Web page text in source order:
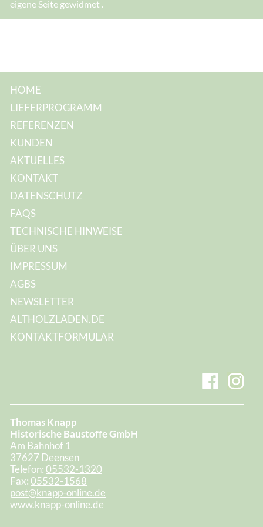
eigene Seite gewidmet .
HOME
LIEFERPROGRAMM
REFERENZEN
KUNDEN
AKTUELLES
KONTAKT
DATENSCHUTZ
FAQS
TECHNISCHE HINWEISE
ÜBER UNS
IMPRESSUM
AGBS
NEWSLETTER
ALTHOLZLADEN.DE
KONTAKTFORMULAR
Thomas Knapp
Historische Baustoffe GmbH
Am Bahnhof 1
37627 Deensen
Telefon:05532-1320
Fax:05532-1568
post@knapp-online.de
www.knapp-online.de